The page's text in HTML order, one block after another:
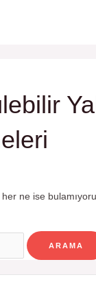
her ne ise